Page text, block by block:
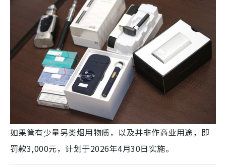
如果管有少量另类烟用物质，以及并非作商业用途，即
罚款3,000元，计划于2026年4月30日实施。